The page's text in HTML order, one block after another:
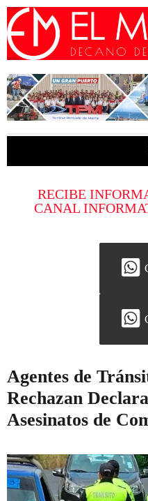
RECIBE
CANAL
Agentes de
Rechazan
Asesinatos de